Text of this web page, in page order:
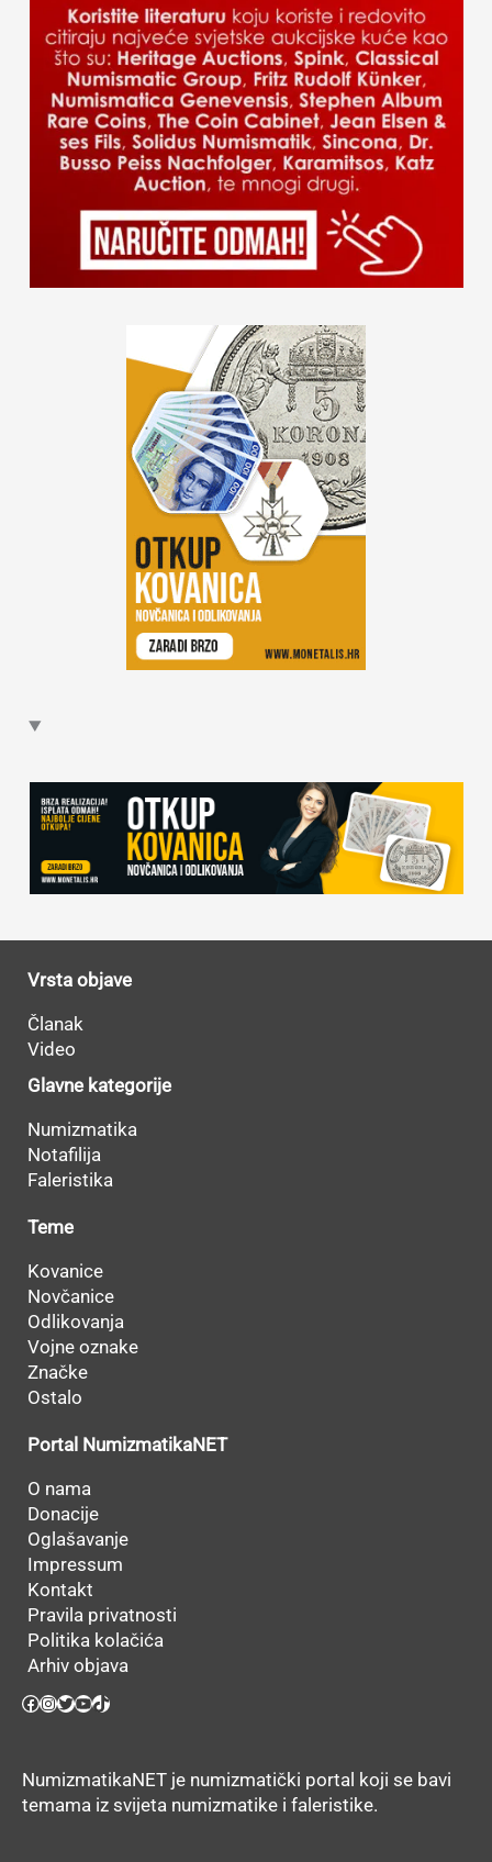
Vrsta objave
Članak
Video
Glavne kategorije
Numizmatika
Notafilija
Faleristika
Teme
Kovanice
Novčanice
Odlikovanja
Vojne oznake
Značke
Ostalo
Portal NumizmatikaNET
O nama
Donacije
Oglašavanje
Impressum
Kontakt
Pravila privatnosti
Politika kolačića
Arhiv objava
Facebook
Instagram
Twitter
YouTube
TikTok
NumizmatikaNET je numizmatički portal koji se bavi
temama iz svijeta numizmatike i faleristike.